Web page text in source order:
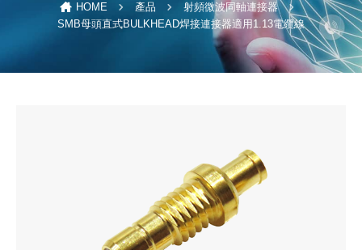
HOME 產品
射頻微波同軸連接器
SMB母頭直式BULKHEAD焊接連接器適用1.13電纜線